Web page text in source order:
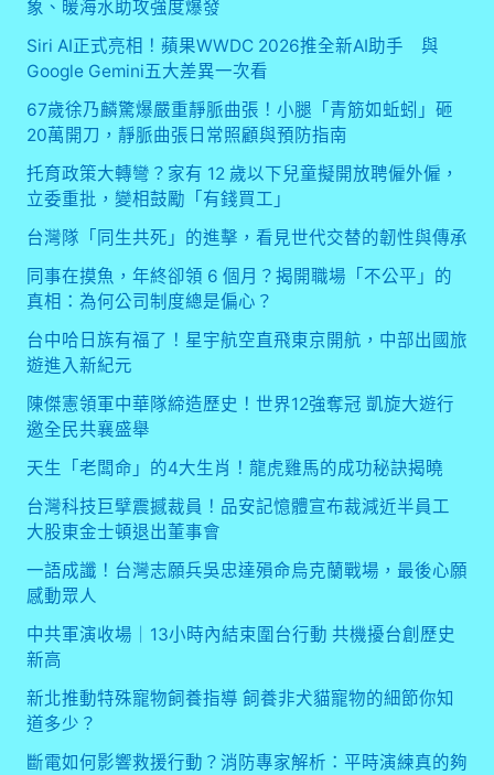
象、暖海水助攻強度爆發
Siri AI正式亮相！蘋果WWDC 2026推全新AI助手 與
Google Gemini五大差異一次看
67歲徐乃麟驚爆嚴重靜脈曲張！小腿「青筋如蚯蚓」砸
20萬開刀，靜脈曲張日常照顧與預防指南
托育政策大轉彎？家有 12 歲以下兒童擬開放聘僱外僱，
立委重批，變相鼓勵「有錢買工」
台灣隊「同生共死」的進擊，看見世代交替的韌性與傳承
同事在摸魚，年終卻領 6 個月？揭開職場「不公平」的
真相：為何公司制度總是偏心？
台中哈日族有福了！星宇航空直飛東京開航，中部出國旅
遊進入新紀元
陳傑憲領軍中華隊締造歷史！世界12強奪冠 凱旋大遊行
邀全民共襄盛舉
天生「老闆命」的4大生肖！龍虎雞馬的成功秘訣揭曉
台灣科技巨擘震撼裁員！品安記憶體宣布裁減近半員工
大股東金士頓退出董事會
一語成讖！台灣志願兵吳忠達殞命烏克蘭戰場，最後心願
感動眾人
中共軍演收場｜13小時內結束圍台行動 共機擾台創歷史
新高
新北推動特殊寵物飼養指導 飼養非犬貓寵物的細節你知
道多少？
斷電如何影響救援行動？消防專家解析：平時演練真的夠